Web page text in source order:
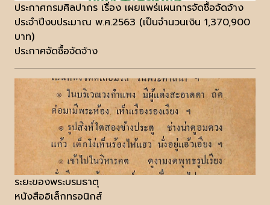
ประกาศกรมศิลปากร เรื่อง เผยแพร่แผนการจัดซื้อจัดจ้าง
ประจำปีงบประมาณ พ.ศ.2563 (เป็นจำนวนเงิน 1,370,900
บาท)
ประกาศจัดซื้อจัดจ้าง
ระยะของพระบรมธาตุ
หนังสืออิเล็กทรอนิกส์